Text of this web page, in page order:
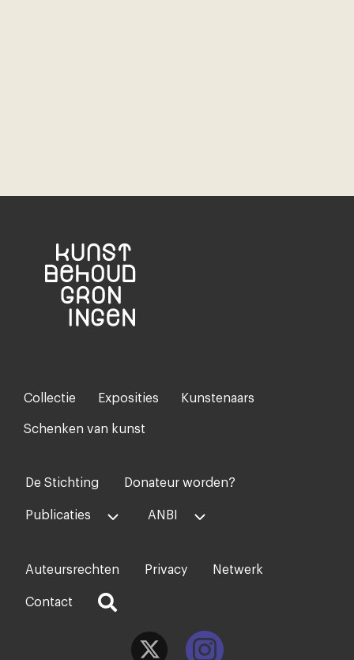
Footer-
menu
Collectie Exposities Kunstenaars
Schenken van kunst
Voet
midden
De Stichting Donateur worden?
Publicaties ANBI
Voet
rechts
Auteursrechten Privacy Netwerk
Contact